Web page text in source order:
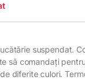
suspendat.
să comandați
diferite culori.